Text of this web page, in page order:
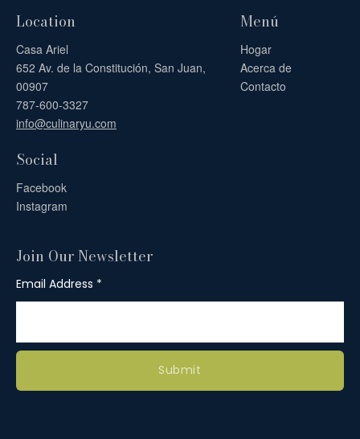
Casa Ariel
652 Av. de la Constitución, San Juan,
00907
787-600-3327
info@culinaryu.com
Location
Hogar
Acerca de
Contacto
Menú
Facebook
Instagram
Social
Join Our Newsletter
Email Address
Submit